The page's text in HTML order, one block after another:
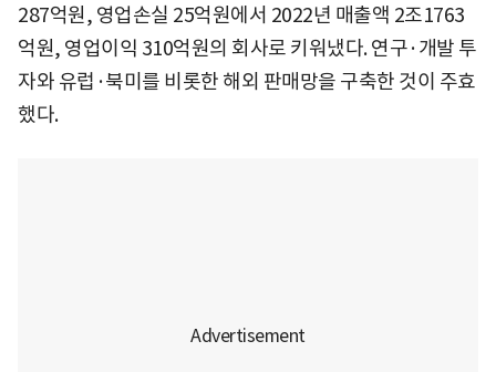
287억원, 영업손실 25억원에서 2022년 매출액 2조1763
억원, 영업이익 310억원의 회사로 키워냈다. 연구·개발 투
자와 유럽·북미를 비롯한 해외 판매망을 구축한 것이 주효
했다.